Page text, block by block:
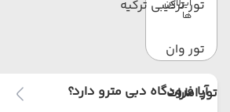
تور ترکیبی ترکیه
تور وان
تور امارات
ایرلاین
ها
آیا فرودگاه دبی مترو دارد؟